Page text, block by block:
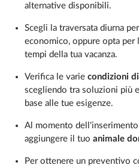
alternative disponibili.
Scegli la traversata diurna
economico, oppure opta
tempi della tua vacanza.
Verifica le variecondizioni
scegliendo tra soluzioni più
base alle tue esigenze.
Al momento
aggiungere il tuoanimale
Per ottenere un preventivo